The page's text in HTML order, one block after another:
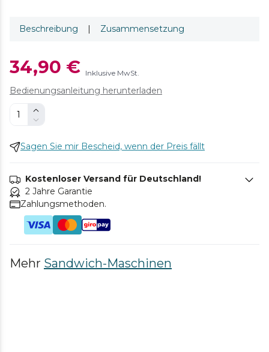
Beschreibung | Zusammensetzung
34,90 € Inklusive MwSt.
Bedienungsanleitung herunterladen
Sagen Sie mir Bescheid, wenn der Preis fällt
Kostenloser Versand für Deutschland!
2 Jahre Garantie
Zahlungsmethoden.
Mehr Sandwich-Maschinen